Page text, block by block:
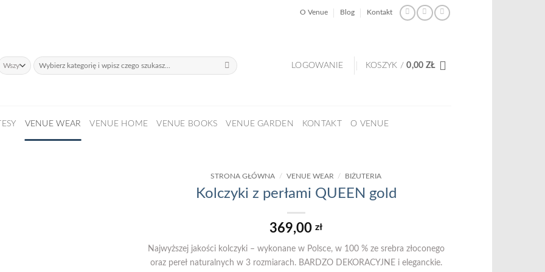
O Venue Blog Kontakt
Szukaj: LOGOWANIE KOSZYK /0,00 ZŁ
VENUE WEAR VENUE HOME VENUE BOOKS VENUE GARDEN KONTAKT O VENUE
STRONA GŁÓWNA / VENUE WEAR / BIŻUTERIA
Kolczyki z perłami QUEEN gold
369,00 zł
Najwyższej jakości kolczyki – wykonane w Polsce, w 100 % ze srebra złoconego
oraz pereł naturalnych w 3 rozmiarach. BARDZO DEKORACYJNE i eleganckie.